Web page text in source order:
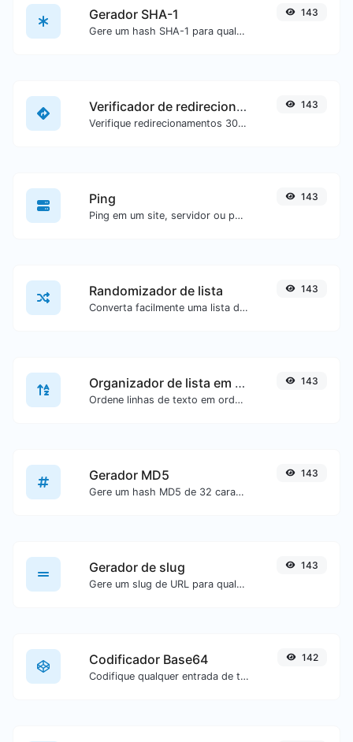
Gerador SHA-1
Gere um hash SHA-1 para qualquer entrada de texto.
143
Verificador de redirecionamento de URL
Verifique redirecionamentos 301 & 302 de uma URL específica. Irá verificar até 10 redirecionamentos.
143
Ping
Ping em um site, servidor ou porta.
143
Randomizador de lista
Converta facilmente uma lista de texto em uma lista aleatória.
143
Organizador de lista em ordem alfabética
Ordene linhas de texto em ordem alfabética (A-Z ou Z-A) com facilidade.
143
Gerador MD5
Gere um hash MD5 de 32 caracteres de comprimento para qualquer entrada de texto.
143
Gerador de slug
Gere um slug de URL para qualquer entrada de texto.
143
Codificador Base64
Codifique qualquer entrada de texto em Base64.
142